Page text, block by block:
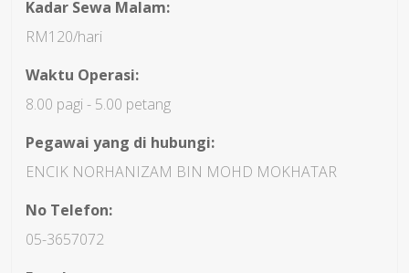
Kadar Sewa Malam:
RM120/hari
Waktu Operasi:
8.00 pagi - 5.00 petang
Pegawai yang di hubungi:
ENCIK NORHANIZAM BIN MOHD MOKHATAR
No Telefon:
05-3657072